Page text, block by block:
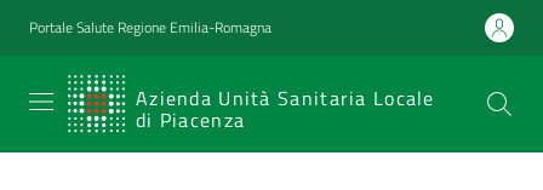
Vai al contenuto
Vai alla navigazione
Vai al footer
Portale Salute Regione Emilia-Romagna
Azienda Unità Sanitaria Locale
di Piacenza
SERVIZIO
SANITARIO